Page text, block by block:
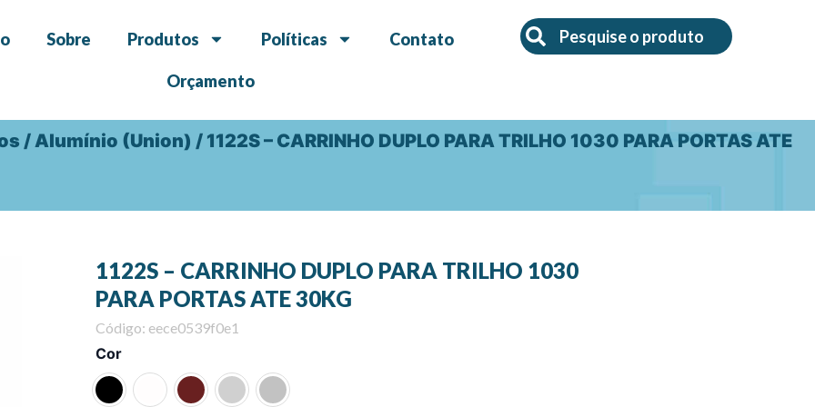
Sobre Produtos Políticas Contato
Orçamento
SearchSearch
/Alumínio (Union) / 1122S – CARRINHO DUPLO PARA TRILHO 1030 PARA PORTAS ATE
1122S – CARRINHO DUPLO PARA TRILHO 1030
PARA PORTAS ATE 30KG
Código: eece0539f0e1
Cor
1122S
CARRINHO
DUPLO